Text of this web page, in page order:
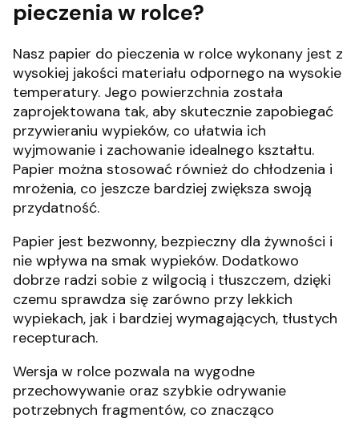
pieczenia w rolce?
Nasz papier do pieczenia w rolce wykonany jest z
wysokiej jakości materiału odpornego na wysokie
temperatury. Jego powierzchnia została
zaprojektowana tak, aby skutecznie zapobiegać
przywieraniu wypieków, co ułatwia ich
wyjmowanie i zachowanie idealnego kształtu.
Papier można stosować również do chłodzenia i
mrożenia, co jeszcze bardziej zwiększa swoją
przydatność.
Papier jest bezwonny, bezpieczny dla żywności i
nie wpływa na smak wypieków. Dodatkowo
dobrze radzi sobie z wilgocią i tłuszczem, dzięki
czemu sprawdza się zarówno przy lekkich
wypiekach, jak i bardziej wymagających, tłustych
recepturach.
Wersja w rolce pozwala na wygodne
przechowywanie oraz szybkie odrywanie
potrzebnych fragmentów, co znacząco